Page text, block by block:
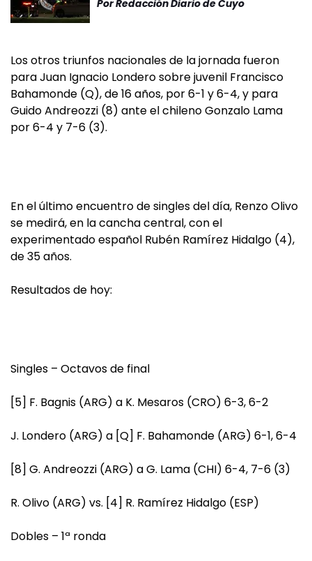
PorRedacción Diario de Cuyo
Los otros triunfos nacionales de la jornada fueron
para Juan Ignacio Londero sobre juvenil Francisco
Bahamonde (Q), de 16 años, por 6-1 y 6-4, y para
Guido Andreozzi (8) ante el chileno Gonzalo Lama
por 6-4 y 7-6 (3).
En el último encuentro de singles del día, Renzo Olivo
se medirá, en la cancha central, con el
experimentado español Rubén Ramírez Hidalgo (4),
de 35 años.
Resultados de hoy:
Singles – Octavos de final
[5] F. Bagnis (ARG) a K. Mesaros (CRO) 6-3, 6-2
J. Londero (ARG) a [Q] F. Bahamonde (ARG) 6-1, 6-4
[8] G. Andreozzi (ARG) a G. Lama (CHI) 6-4, 7-6 (3)
R. Olivo (ARG) vs. [4] R. Ramírez Hidalgo (ESP)
Dobles – 1ª ronda